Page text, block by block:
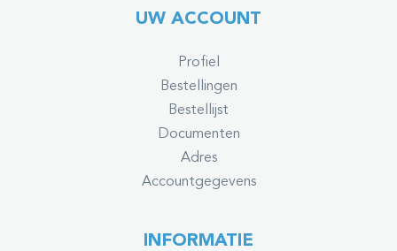
UW ACCOUNT
Profiel
Bestellingen
Bestellijst
Documenten
Adres
Accountgegevens
INFORMATIE